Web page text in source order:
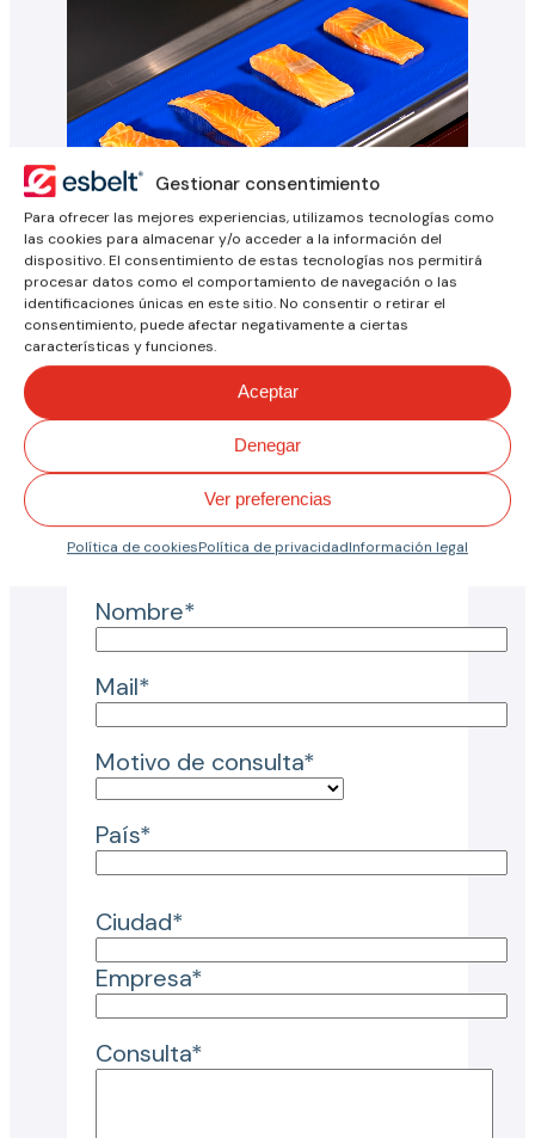
Gestionar consentimiento
Para ofrecer las mejores experiencias, utilizamos tecnologías como
las cookies para almacenar y/o acceder a la información del
dispositivo. El consentimiento de estas tecnologías nos permitirá
procesar datos como el comportamiento de navegación o las
identificaciones únicas en este sitio. No consentir o retirar el
consentimiento, puede afectar negativamente a ciertas
características y funciones.
Aceptar
Denegar
Ver preferencias
Política de cookiesPolítica de privacidadInformación legal
Contacta con
Escríbenos si tienes alguna
duda sobre una banda o
aplicación, te interesaría una
solución a medida o necesitas
más información.
Tu consulta
Nombre*
Mail*
Motivo de consulta*
País*
Ciudad*
Empresa*
Consulta*